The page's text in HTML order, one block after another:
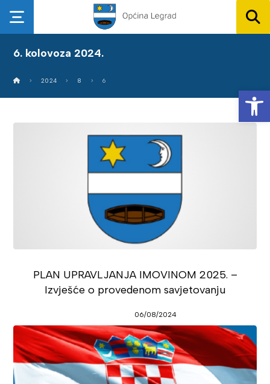
6. kolovoza 2024.
2024 8 6
PLAN UPRAVLJANJA IMOVINOM 2025. –
Izvješće o provedenom savjetovanju
06/08/2024